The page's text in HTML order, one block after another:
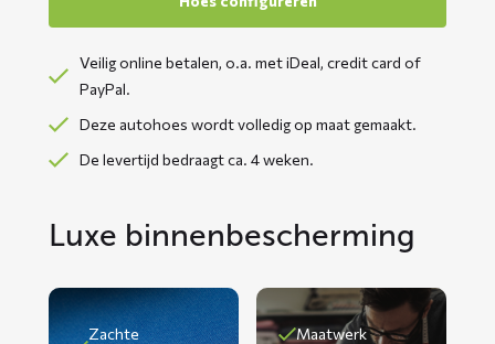
Veilig online betalen, o.a. met iDeal, credit card of
PayPal.
Deze autohoes wordt volledig op maat gemaakt.
De levertijd bedraagt ca. 4 weken.
Luxe binnenbescherming
Zachte
Maatwerk